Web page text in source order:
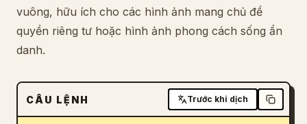
Giá cả
Tải xuống
Blog
vuông, hữu ích cho các hình ảnh mang chủ đề
quyền riêng tư hoặc hình ảnh phong cách sống ẩn
danh.
CÂU LỆNH Trước khi dịch